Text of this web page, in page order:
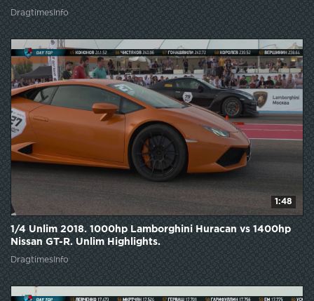
DragtimesInfo
1:48
1/4 Unlim 2018. 1000hp Lamborghini Huracan vs 1400hp
Nissan GT-R. Unlim Highlights.
DragtimesInfo